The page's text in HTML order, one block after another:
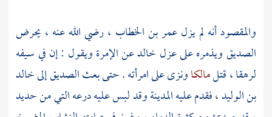
والمقصود أنه لم يزلعمر بن الخطاب ، رضي الله عنه ، يحرض
الصديقويذمره على عزل خالدعن الإمرة ويقول : إن في سيفه
لرهقا ، قتلمالكاونزى على امرأته . حتى بعثالصديقإلىخالد
بن الوليد، فقدم عليهالمدينةوقد لبس عليه درعه التي من حديد